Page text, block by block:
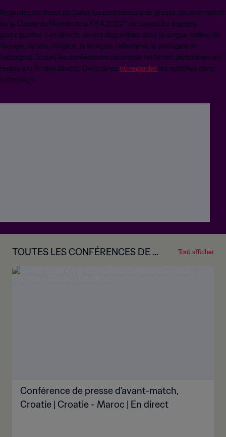
Regardez en direct du Qatar les conférences de presse d’avant-match
de la Coupe du Monde de la FIFA 2022™ de toutes les équipes
participantes. Les directs seront disponibles dans la langue native de
l’équipe, l’arabe, l’anglais, le français, l’allemand, le portugais et
l’espagnol. Toutes les conférences de presse resteront disponibles en
replay à la fin des directs. Découvrez où regarder les matches dans
votre pays.
TOUTES LES CONFÉRENCES DE P
RESSE D'AVANT-MATCH
Tout afficher
Conférence de presse d'avant-match,
Croatie | Croatie - Maroc | En direct